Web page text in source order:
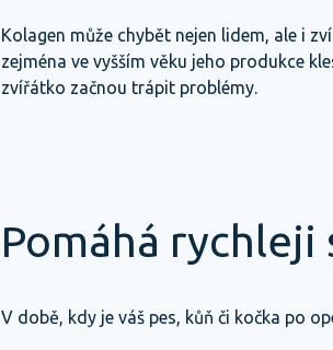
Kolagen může chybět nejen lidem, ale i
zejména ve vyšším věku jeho produkce
zvířátko začnou trápit problémy.
Pomáhá rychleji
V době, kdy je váš pes, kůň či kočka po